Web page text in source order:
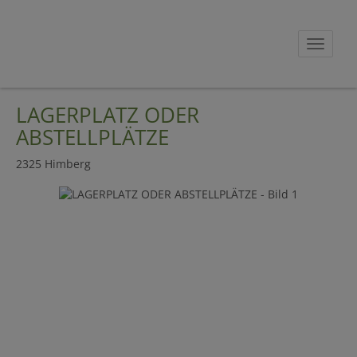
LAGERPLATZ ODER
ABSTELLPLÄTZE
2325 Himberg